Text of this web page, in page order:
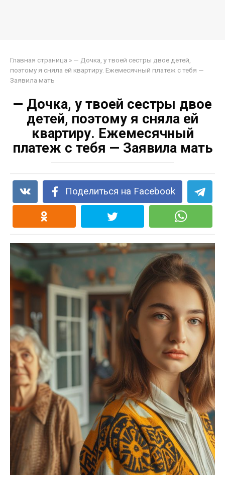
Главная страница » — Дочка, у твоей сестры двое детей,
поэтому я сняла ей квартиру. Ежемесячный платеж с тебя —
Заявила мать
— Дочка, у твоей сестры двое
детей, поэтому я сняла ей
квартиру. Ежемесячный
платеж с тебя — Заявила мать
Поделиться на Facebook